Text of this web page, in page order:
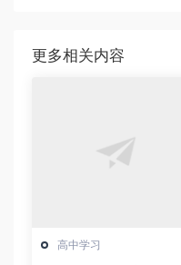
更多相关内容
高中学习